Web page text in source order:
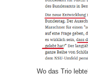
Wo das Trio